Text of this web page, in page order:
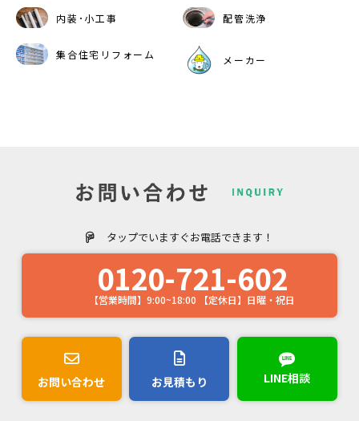
内装･小工事 配管洗浄
集合住宅リフォーム メーカー
タップでいますぐお電話できます！
0120-721-602
【営業時間】9:00~18:00 【定休日】日曜・祝日
お問い合わせ お見積もり LINE相談